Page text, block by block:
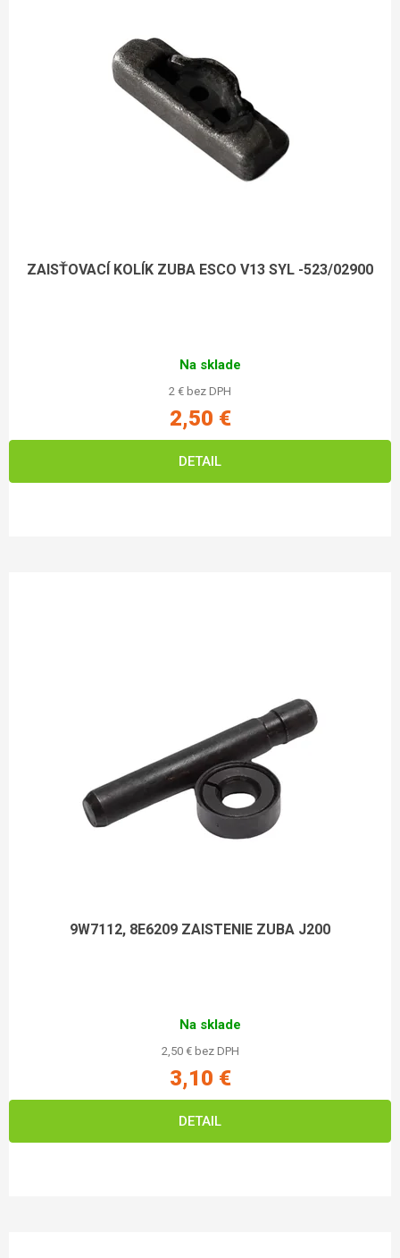
ZAISŤOVACÍ KOLÍK ZUBA ESCO V13 SYL -523/02900
Na sklade
2 € bez DPH
2,50 €
DETAIL
9W7112, 8E6209 ZAISTENIE ZUBA J200
Na sklade
2,50 € bez DPH
3,10 €
DETAIL